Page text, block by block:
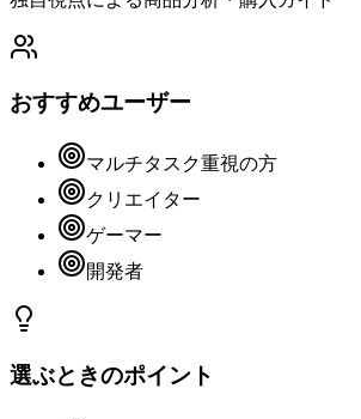
おすすめユーザー
マルチタスク重視の方
クリエイター
ゲーマー
開発者
選ぶときのポイント